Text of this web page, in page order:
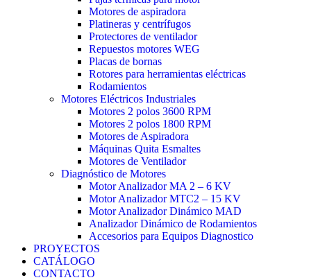
Motores de aspiradora
Platineras y centrífugos
Protectores de ventilador
Repuestos motores WEG
Placas de bornas
Rotores para herramientas eléctricas
Rodamientos
Motores Eléctricos Industriales
Motores 2 polos 3600 RPM
Motores 2 polos 1800 RPM
Motores de Aspiradora
Máquinas Quita Esmaltes
Motores de Ventilador
Diagnóstico de Motores
Motor Analizador MA 2 – 6 KV
Motor Analizador MTC2 – 15 KV
Motor Analizador Dinámico MAD
Analizador Dinámico de Rodamientos
Accesorios para Equipos Diagnostico
PROYECTOS
CATÁLOGO
CONTACTO